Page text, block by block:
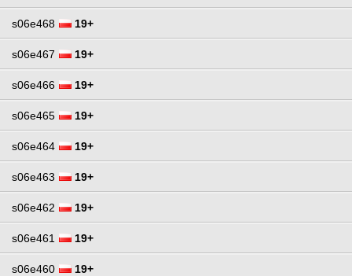
s06e468 19+
s06e467 19+
s06e466 19+
s06e465 19+
s06e464 19+
s06e463 19+
s06e462 19+
s06e461 19+
s06e460 19+